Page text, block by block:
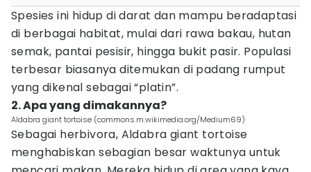
Spesies ini hidup di darat dan mampu beradaptasi
di berbagai habitat, mulai dari rawa bakau, hutan
semak, pantai pesisir, hingga bukit pasir. Populasi
terbesar biasanya ditemukan di padang rumput
yang dikenal sebagai “platin”.
2. Apa yang dimakannya?
Aldabra giant tortoise (commons.m.wikimedia.org/Medium69)
Sebagai herbivora, Aldabra giant tortoise
menghabiskan sebagian besar waktunya untuk